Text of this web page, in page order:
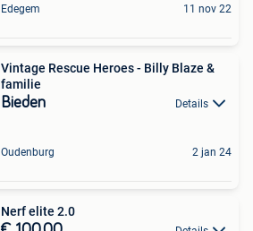
Edegem 11 nov 22
Vintage Rescue Heroes - Billy Blaze &
familie
Bieden Details
Oudenburg 2 jan 24
Nerf elite 2.0